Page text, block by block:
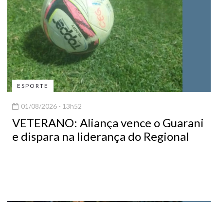
ESPORTE
01/08/2026 - 13h52
VETERANO: Aliança vence o Guarani
e dispara na liderança do Regional